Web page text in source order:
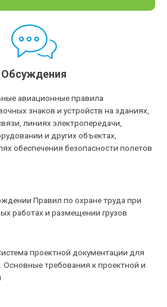
Обсуждения
авиационные правила
знаков и устройств на зданиях,
линиях электропередачи,
и других объектах,
обеспечения безопасности полетов
Правил по охране труда при
работах и размещении грузов
проектной документации для
требования к проектной и